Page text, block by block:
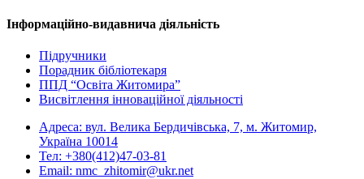
Інформаційно-видавнича діяльність
Підручники
Порадник бібліотекаря
ППД “Освіта Житомира”
Висвітлення інноваційної діяльності
Адреса: вул. Велика Бердичівська, 7, м. Житомир,
Україна 10014
Тел: +380(412)47-03-81
Email: nmc_zhitomir@ukr.net